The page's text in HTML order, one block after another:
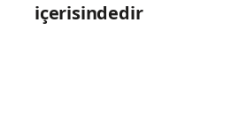
içerisindedir